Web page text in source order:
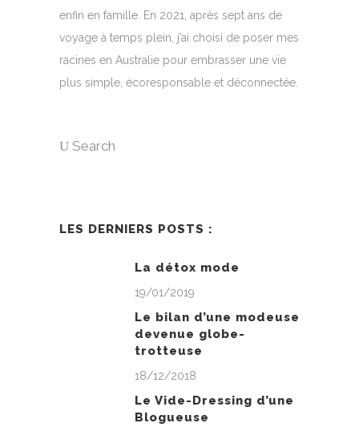
enfin en famille. En 2021, après sept ans de
voyage à temps plein, j’ai choisi de poser mes
racines en Australie pour embrasser une vie
plus simple, écoresponsable et déconnectée.
Search
LES DERNIERS POSTS :
La détox mode
19/01/2019
Le bilan d’une modeuse
devenue globe-
trotteuse
18/12/2018
Le Vide-Dressing d’une
Blogueuse